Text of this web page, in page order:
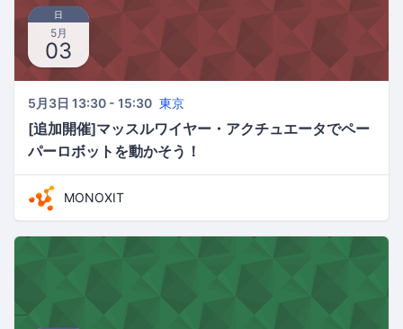
日
5月
03
5月3日 13:30 - 15:30 東京
[追加開催]マッスルワイヤー・アクチュエータでペー
パーロボットを動かそう！
MONOXIT